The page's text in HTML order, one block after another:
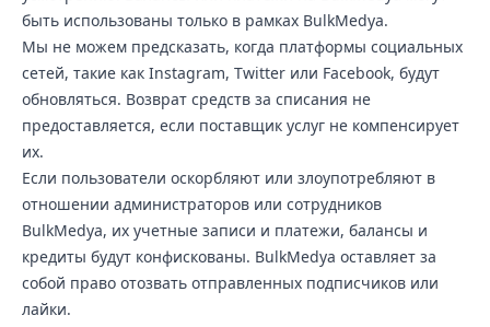
быть использованы только в рамках BulkMedya.
Мы не можем предсказать, когда платформы социальных
сетей, такие как Instagram, Twitter или Facebook, будут
обновляться. Возврат средств за списания не
предоставляется, если поставщик услуг не компенсирует
их.
Если пользователи оскорбляют или злоупотребляют в
отношении администраторов или сотрудников
BulkMedya, их учетные записи и платежи, балансы и
кредиты будут конфискованы. BulkMedya оставляет за
собой право отозвать отправленных подписчиков или
лайки.